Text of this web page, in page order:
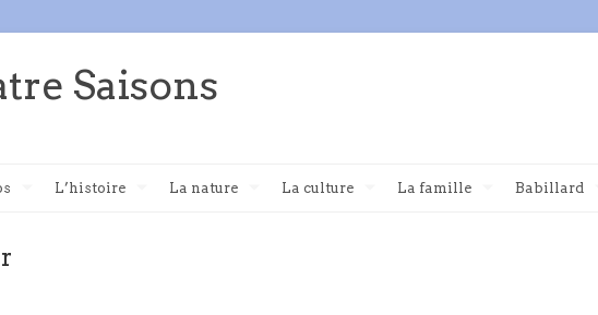
Saisons
L’histoire La nature La culture La famille Babillard